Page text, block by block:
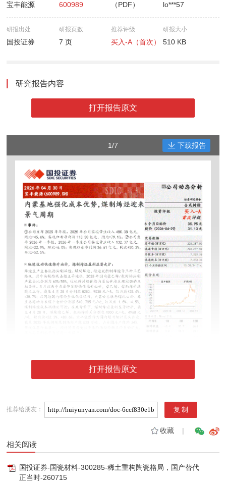
宝丰能源 600989 （PDF） lo***57
研报出处
国投证券
研报页数
7 页
推荐评级
买入-A（首次）
研报大小
510 KB
研究报告内容
打开报告原文
1/7 下载报告
打开报告原文
推荐给朋友：
收藏|
相关阅读
国投证券-国瓷材料-300285-稀土重构陶瓷格局，国产替代
正当时-260715